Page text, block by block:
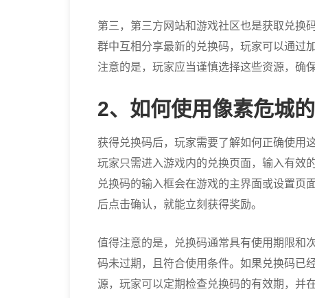
第三，第三方网站和游戏社区也是获取兑换
群中互相分享最新的兑换码，玩家可以通过
注意的是，玩家应当谨慎选择这些资源，确
2、如何使用像素危城
获得兑换码后，玩家需要了解如何正确使用
玩家只需进入游戏内的兑换页面，输入有效
兑换码的输入框会在游戏的主界面或设置页
后点击确认，就能立刻获得奖励。
值得注意的是，兑换码通常具有使用期限和
码未过期，且符合使用条件。如果兑换码已
源，玩家可以定期检查兑换码的有效期，并